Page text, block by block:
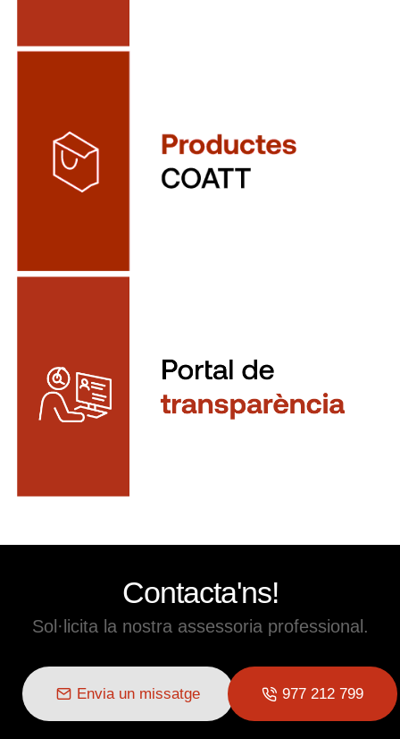
Contacta'ns!
Sol·licita la nostra assessoria professional.
Envia un missatge 977 212 799